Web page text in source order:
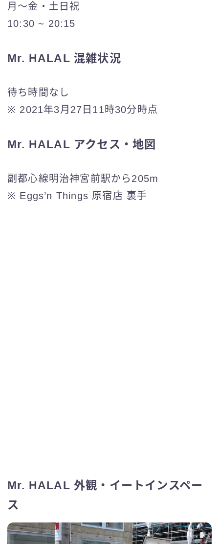
月〜金・土日祝
10:30 ~ 20:15
Mr. HALAL 混雑状況
待ち時間なし
※ 2021年3月27日11時30分時点
Mr. HALAL アクセス・地図
副都心線明治神宮前駅から205m
※ Eggs’n Things 原宿店 裏手
Mr. HALAL 外観・イートインスペー
ス